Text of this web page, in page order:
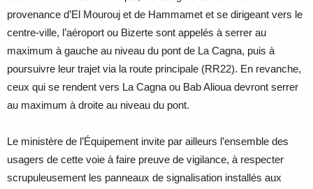
provenance d’El Mourouj et de Hammamet et se dirigeant vers le
centre-ville, l’aéroport ou Bizerte sont appelés à serrer au
maximum à gauche au niveau du pont de La Cagna, puis à
poursuivre leur trajet via la route principale (RR22). En revanche,
ceux qui se rendent vers La Cagna ou Bab Alioua devront serrer
au maximum à droite au niveau du pont.
Le ministère de l’Équipement invite par ailleurs l’ensemble des
usagers de cette voie à faire preuve de vigilance, à respecter
scrupuleusement les panneaux de signalisation installés aux